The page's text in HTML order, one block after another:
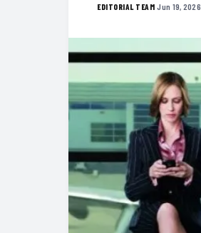
EDITORIAL TEAM·Jun 19, 2026